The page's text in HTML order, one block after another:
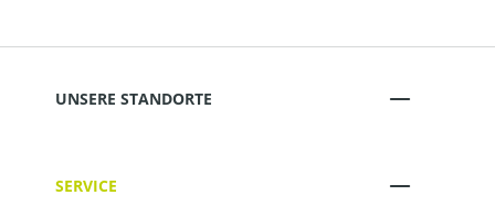
UNSERE STANDORTE
SERVICE